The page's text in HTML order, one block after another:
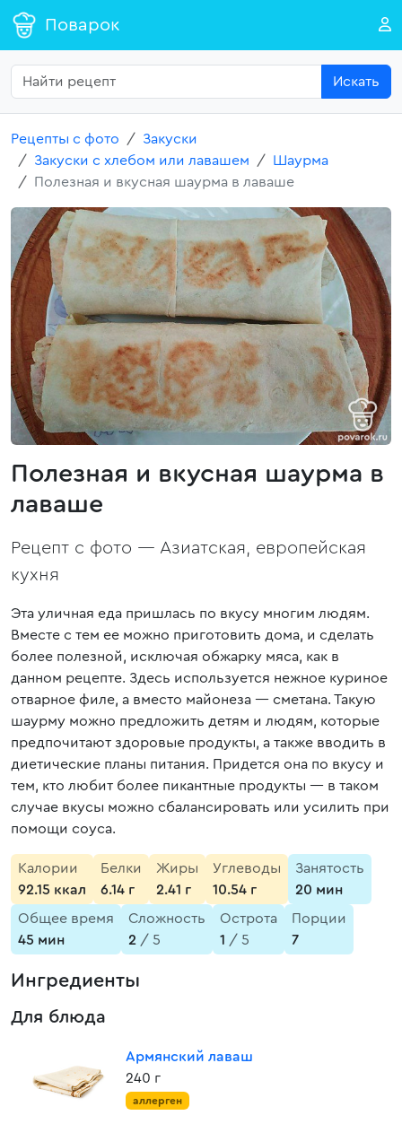
Поварок
Искать
Рецепты с фото
Закуски
Закуски с хлебом или лавашем
Шаурма
Полезная и вкусная шаурма в лаваше
Полезная и вкусная шаурма в
лаваше
Рецепт с фото — Азиатская, европейская
кухня
Эта уличная еда пришлась по вкусу многим людям.
Вместе с тем ее можно приготовить дома, и сделать
более полезной, исключая обжарку мяса, как в
данном рецепте. Здесь используется нежное куриное
отварное филе, а вместо майонеза ― сметана. Такую
шаурму можно предложить детям и людям, которые
предпочитают здоровые продукты, а также вводить в
диетические планы питания. Придется она по вкусу и
тем, кто любит более пикантные продукты ― в таком
случае вкусы можно сбалансировать или усилить при
помощи соуса.
Калории
92.15 ккал
Белки
6.14 г
Жиры
2.41 г
Углеводы
10.54 г
Занятость
20 мин
Общее время
45 мин
Сложность
2 / 5
Острота
1 / 5
Порции
7
Ингредиенты
Для блюда
Армянский лаваш
240 г
аллерген